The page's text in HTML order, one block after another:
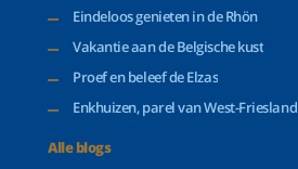
Eindeloos genieten in de Rhön
Vakantie aan de Belgische kust
Proef en beleef de Elzas
Enkhuizen, parel van West-Friesland
Alle blogs